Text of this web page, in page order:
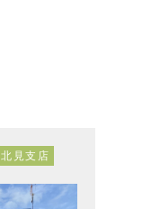
北見支店